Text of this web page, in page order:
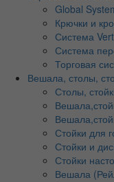
Global
Крючки и
Система
Система
Торговая
Вешала, столы,
Столы,
Стойки для
Стойки и
Стойки
Вешала